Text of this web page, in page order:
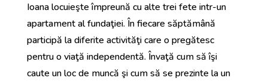
Ioana locuieşte împreună cu alte trei fete intr-un
apartament al fundaţiei. În fiecare săptămână
participă la diferite activităţi care o pregătesc
pentru o viaţă independentă. Învaţă cum să îşi
caute un loc de muncă şi cum să se prezinte la un